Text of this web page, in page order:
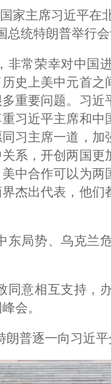
家主席习近平在
总统特朗普举行
非常荣幸对中国
史上美中元首
重要问题。习
习近平主席和
习主席一道，
系，开创两国
中合作可以为
杰出代表，他
东局势、乌克兰
同意相互支持，
会。
朗普逐一向习近